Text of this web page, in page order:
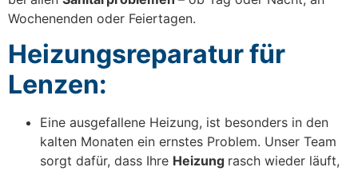
Wochenenden oder Feiertagen.
Heizungsreparatur für
Lenzen:
Eine ausgefallene Heizung, ist besonders in den
kalten Monaten ein ernstes Problem. Unser Team
sorgt dafür, dass Ihre Heizung rasch wieder läuft,